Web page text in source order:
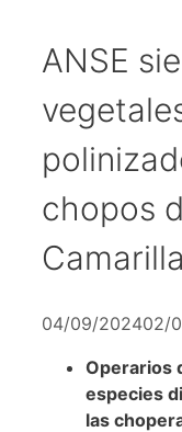
ANSE
chopos
04/09/202402/
Operarios
especies
las